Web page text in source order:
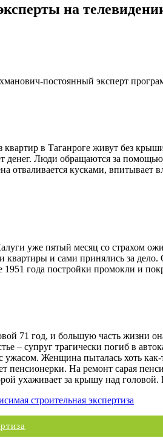
на
постоянный эксперт
в Таганроге живут без
денег. Люди обращаются за
отваливается кусками, впитывает
уже пятый месяц со страхом
и сами принялись за дело.
года постройки промокли и
71 год, и большую часть жизни
– супруг трагически погиб в
ужасом. Женщина пыталась хоть
пенсионерки. На ремонт сарая
ухаживает за крышу над
строительная экспертиза